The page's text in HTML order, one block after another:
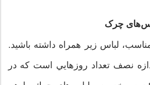
چرک
لباس زير همراه داشته باشيد.
نصف تعداد روزهايي است كه در